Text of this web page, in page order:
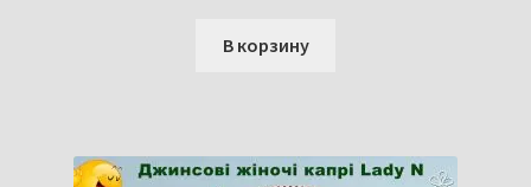
В корзину